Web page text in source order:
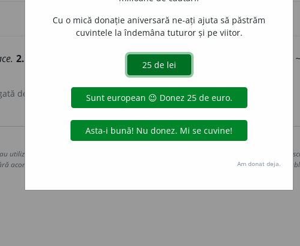
2. plastografia. 3.a contraface, a plăsmui.
de acțiuni
Copyright © 2004-2026 dexonline (https://dexonline.ro)
utilizarea datelor de pe acest site, inclusiv prin orice metode de extragere automată (web
acordul nostru prealabil scris, cu excepția seturilor de date oferite oficial spre utilizare
Cu o mică donație aniversară ne-ați ajuta să păstrăm
cuvintele la îndemâna tuturor și pe viitor.
Am donat deja.